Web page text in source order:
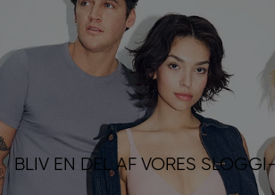
BLIV EN DEL AF VORES